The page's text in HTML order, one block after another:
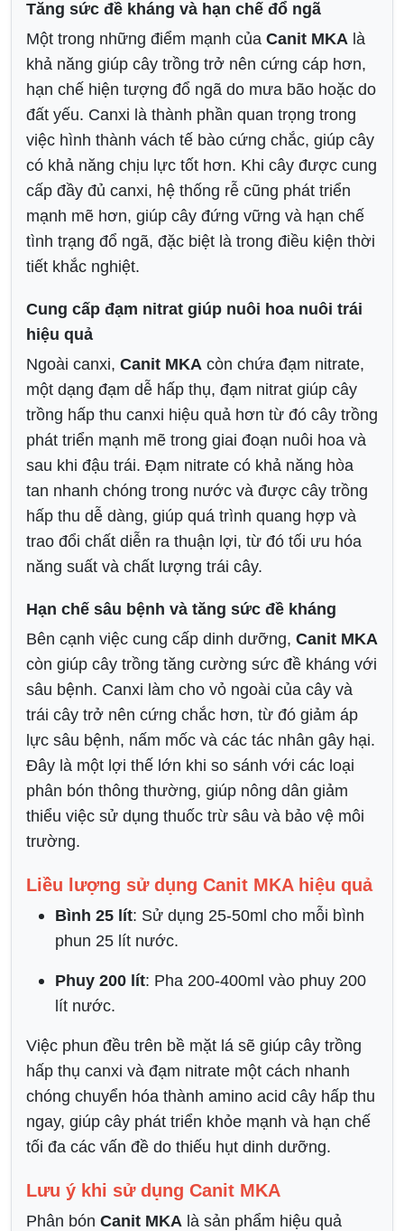
Tăng sức đề kháng và hạn chế đổ ngã
Một trong những điểm mạnh của Canit MKA là
khả năng giúp cây trồng trở nên cứng cáp hơn,
hạn chế hiện tượng đổ ngã do mưa bão hoặc do
đất yếu. Canxi là thành phần quan trọng trong
việc hình thành vách tế bào cứng chắc, giúp cây
có khả năng chịu lực tốt hơn. Khi cây được cung
cấp đầy đủ canxi, hệ thống rễ cũng phát triển
mạnh mẽ hơn, giúp cây đứng vững và hạn chế
tình trạng đổ ngã, đặc biệt là trong điều kiện thời
tiết khắc nghiệt.
Cung cấp đạm nitrat giúp nuôi hoa nuôi trái
hiệu quả
Ngoài canxi, Canit MKA còn chứa đạm nitrate,
một dạng đạm dễ hấp thụ, đạm nitrat giúp cây
trồng hấp thu canxi hiệu quả hơn từ đó cây trồng
phát triển mạnh mẽ trong giai đoạn nuôi hoa và
sau khi đậu trái. Đạm nitrate có khả năng hòa
tan nhanh chóng trong nước và được cây trồng
hấp thu dễ dàng, giúp quá trình quang hợp và
trao đổi chất diễn ra thuận lợi, từ đó tối ưu hóa
năng suất và chất lượng trái cây.
Hạn chế sâu bệnh và tăng sức đề kháng
Bên cạnh việc cung cấp dinh dưỡng, Canit MKA
còn giúp cây trồng tăng cường sức đề kháng với
sâu bệnh. Canxi làm cho vỏ ngoài của cây và
trái cây trở nên cứng chắc hơn, từ đó giảm áp
lực sâu bệnh, nấm mốc và các tác nhân gây hại.
Đây là một lợi thế lớn khi so sánh với các loại
phân bón thông thường, giúp nông dân giảm
thiểu việc sử dụng thuốc trừ sâu và bảo vệ môi
trường.
Liều lượng sử dụng Canit MKA hiệu quả
Bình 25 lít: Sử dụng 25-50ml cho mỗi bình
phun 25 lít nước.
Phuy 200 lít: Pha 200-400ml vào phuy 200
lít nước.
Việc phun đều trên bề mặt lá sẽ giúp cây trồng
hấp thụ canxi và đạm nitrate một cách nhanh
chóng chuyển hóa thành amino acid cây hấp thu
ngay, giúp cây phát triển khỏe mạnh và hạn chế
tối đa các vấn đề do thiếu hụt dinh dưỡng.
Lưu ý khi sử dụng Canit MKA
Phân bón Canit MKA là sản phẩm hiệu quả